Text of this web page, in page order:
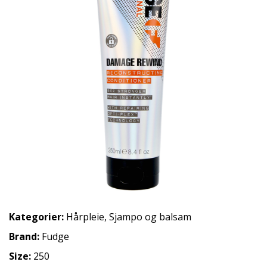
Kategorier: Hårpleie, Sjampo og balsam
Brand: Fudge
Size: 250